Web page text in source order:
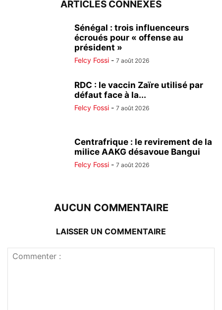
ARTICLES CONNEXES
Sénégal : trois influenceurs
écroués pour « offense au
président »
Felcy Fossi - 7 août 2026
RDC : le vaccin Zaïre utilisé par
défaut face à la...
Felcy Fossi - 7 août 2026
Centrafrique : le revirement de la
milice AAKG désavoue Bangui
Felcy Fossi - 7 août 2026
AUCUN COMMENTAIRE
LAISSER UN COMMENTAIRE